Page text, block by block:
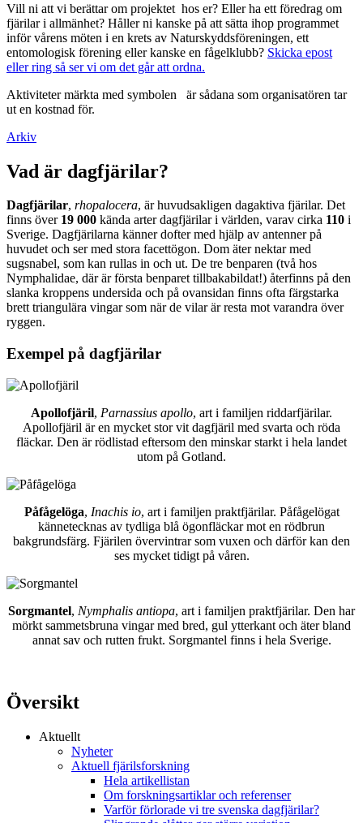
Vill ni att vi berättar om projektet hos er? Eller ha ett föredrag om
fjärilar i allmänhet? Håller ni kanske på att sätta ihop programmet
inför vårens möten i en krets av Naturskyddsföreningen, ett
entomologisk förening eller kanske en fågelklubb? Skicka epost
eller ring så ser vi om det går att ordna.
Aktiviteter märkta med symbolen
är sådana som organisatören tar
ut en kostnad för.
Arkiv
Vad är dagfjärilar?
Dagfjärilar, rhopalocera, är huvudsakligen dagaktiva fjärilar. Det
finns över 19 000 kända arter dagfjärilar i världen, varav cirka 110 i
Sverige. Dagfjärilarna känner dofter med hjälp av antenner på
huvudet och ser med stora facettögon. Dom äter nektar med
sugsnabel, som kan rullas in och ut. De tre benparen (två hos
Nymphalidae, där är första benparet tillbakabildat!) återfinns på den
slanka kroppens undersida och på ovansidan finns ofta färgstarka
brett triangulära vingar som när de vilar är resta mot varandra över
ryggen.
Exempel på dagfjärilar
Apollofjäril, Parnassius apollo, art i familjen riddarfjärilar.
Apollofjäril är en mycket stor vit dagfjäril med svarta och röda
fläckar. Den är rödlistad eftersom den minskar starkt i hela landet
utom på Gotland.
Påfågelöga, Inachis io, art i familjen praktfjärilar. Påfågelögat
kännetecknas av tydliga blå ögonfläckar mot en rödbrun
bakgrundsfärg. Fjärilen övervintrar som vuxen och därför kan den
ses mycket tidigt på våren.
Sorgmantel, Nymphalis antiopa, art i familjen praktfjärilar. Den har
mörkt sammetsbruna vingar med bred, gul ytterkant och äter bland
annat sav och rutten frukt. Sorgmantel finns i hela Sverige.
Översikt
Aktuellt
Nyheter
Aktuell fjärilsforskning
Hela artikellistan
Om forskningsartiklar och referenser
Varför förlorade vi tre svenska dagfjärilar?